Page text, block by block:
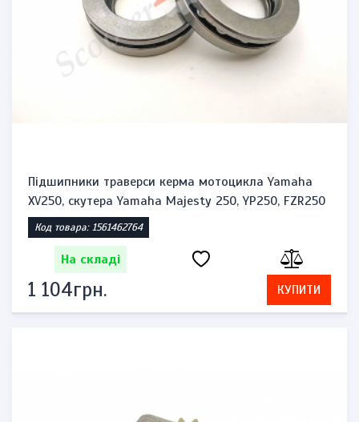
Підшипники траверси керма мотоцикла Yamaha
XV250, скутера Yamaha Majesty 250, YP250, FZR250
Код товара: 1561462764
На складі
1 104грн. КУПИТИ